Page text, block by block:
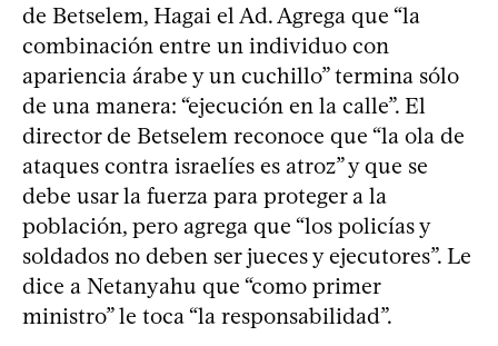
de Betselem, Hagai el Ad. Agrega que “la
combinación entre un individuo con
apariencia árabe y un cuchillo” termina sólo
de una manera: “ejecución en la calle”. El
director de Betselem reconoce que “la ola de
ataques contra israelíes es atroz” y que se
debe usar la fuerza para proteger a la
población, pero agrega que “los policías y
soldados no deben ser jueces y ejecutores”. Le
dice a Netanyahu que “como primer
ministro” le toca “la responsabilidad”.